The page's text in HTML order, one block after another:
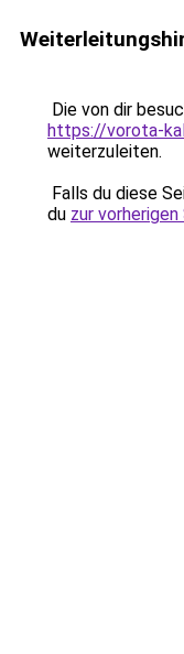
Die von dir
https://vorota-
weiterzuleiten.
Falls du diese
du zur